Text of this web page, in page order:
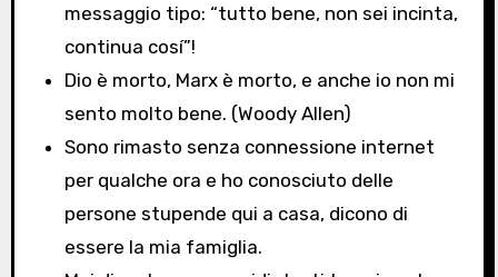
messaggio tipo: “tutto bene, non sei incinta,
continua cosí”!
Dio è morto, Marx è morto, e anche io non mi
sento molto bene. (Woody Allen)
Sono rimasto senza connessione internet
per qualche ora e ho conosciuto delle
persone stupende qui a casa, dicono di
essere la mia famiglia.